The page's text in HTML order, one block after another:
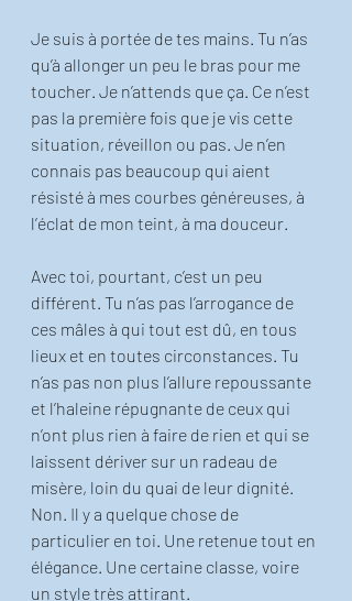
Je suis à portée de tes mains. Tu n’as
qu’à allonger un peu le bras pour me
toucher. Je n’attends que ça. Ce n’est
pas la première fois que je vis cette
situation, réveillon ou pas. Je n’en
connais pas beaucoup qui aient
résisté à mes courbes généreuses, à
l’éclat de mon teint, à ma douceur.
Avec toi, pourtant, c’est un peu
différent. Tu n’as pas l’arrogance de
ces mâles à qui tout est dû, en tous
lieux et en toutes circonstances. Tu
n’as pas non plus l’allure repoussante
et l’haleine répugnante de ceux qui
n’ont plus rien à faire de rien et qui se
laissent dériver sur un radeau de
misère, loin du quai de leur dignité.
Non. Il y a quelque chose de
particulier en toi. Une retenue tout en
élégance. Une certaine classe, voire
un style très attirant.